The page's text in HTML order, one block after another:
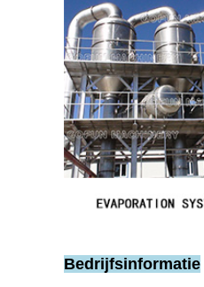
Bedrijfsinformatie